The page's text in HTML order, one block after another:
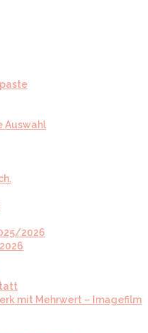
Auswahl
2026
mit Mehrwert – Imagefilm